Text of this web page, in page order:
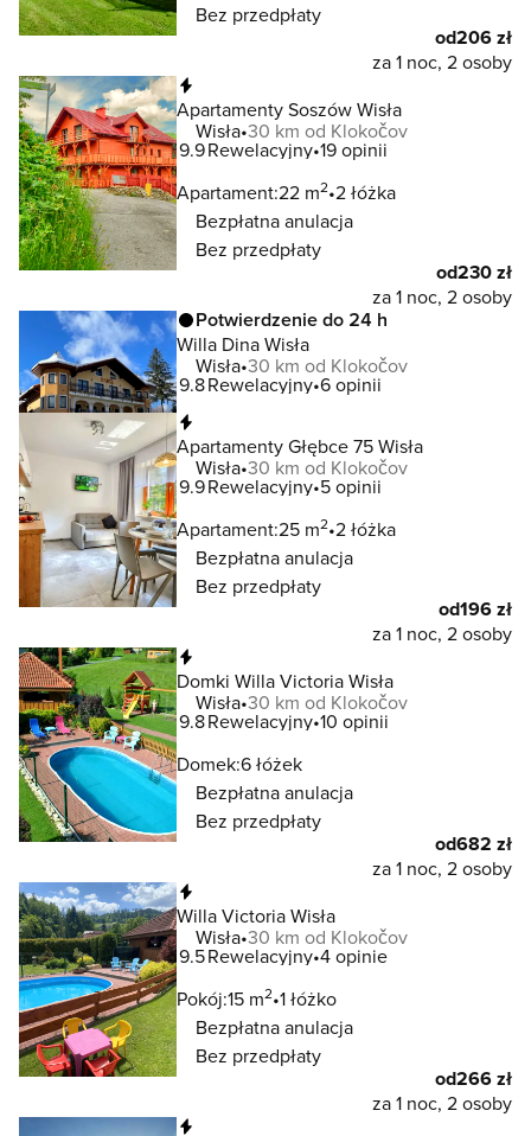
Bez przedpłaty
od206 zł
za 1 noc, 2 osoby
Apartamenty Soszów Wisła
Wisła 30 km od Klokočov
9.9Rewelacyjny 19 opinii
Apartament:22 m2 2 łóżka
Bezpłatna anulacja
Bez przedpłaty
od230 zł
za 1 noc, 2 osoby
Potwierdzenie do 24 h
Willa Dina Wisła
Wisła 30 km od Klokočov
9.8Rewelacyjny 6 opinii
Apartamenty Głębce 75 Wisła
Wisła 30 km od Klokočov
9.9Rewelacyjny 5 opinii
Apartament:25 m2 2 łóżka
Bezpłatna anulacja
Bez przedpłaty
od196 zł
za 1 noc, 2 osoby
Domki Willa Victoria Wisła
Wisła 30 km od Klokočov
9.8Rewelacyjny 10 opinii
Domek:6 łóżek
Bezpłatna anulacja
Bez przedpłaty
od682 zł
za 1 noc, 2 osoby
Willa Victoria Wisła
Wisła 30 km od Klokočov
9.5Rewelacyjny 4 opinie
Pokój:15 m2 1 łóżko
Bezpłatna anulacja
Bez przedpłaty
od266 zł
za 1 noc, 2 osoby